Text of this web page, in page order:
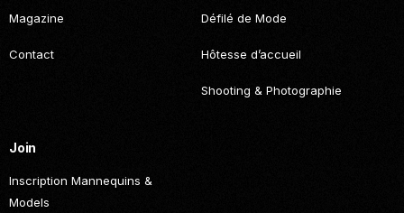
Magazine
Contact
Défilé de Mode
Hôtesse d’accueil
Shooting & Photographie
Join
Inscription Mannequins &
Models